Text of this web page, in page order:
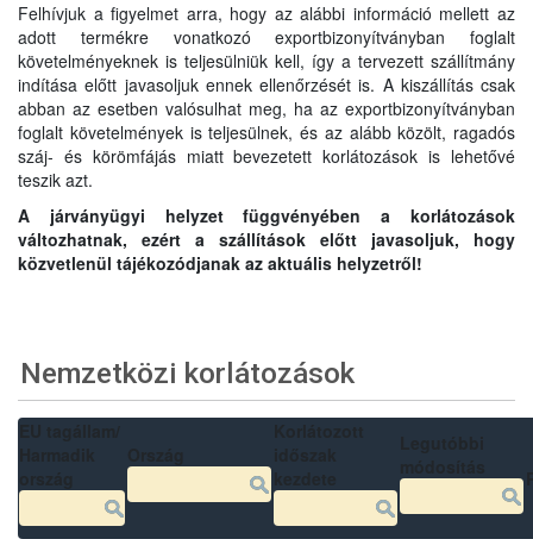
Felhívjuk a figyelmet arra, hogy az alábbi információ mellett az
adott termékre vonatkozó exportbizonyítványban foglalt
követelményeknek is teljesülniük kell, így a tervezett szállítmány
indítása előtt javasoljuk ennek ellenőrzését is. A kiszállítás csak
abban az esetben valósulhat meg, ha az exportbizonyítványban
foglalt követelmények is teljesülnek, és az alább közölt, ragadós
száj- és körömfájás miatt bevezetett korlátozások is lehetővé
teszik azt.
A járványügyi helyzet függvényében a korlátozások
változhatnak, ezért a szállítások előtt javasoljuk, hogy
közvetlenül tájékozódjanak az aktuális helyzetről!
Nemzetközi korlátozások